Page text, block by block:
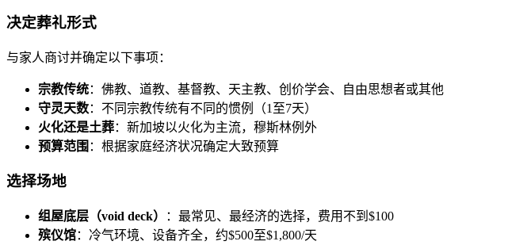
决定葬礼形式
与家人商讨并确定以下事项：
宗教传统：佛教、道教、基督教、天主教、创价学会、自由思想者或其他
守灵天数：不同宗教传统有不同的惯例（1至7天）
火化还是土葬：新加坡以火化为主流，穆斯林例外
预算范围 ：根据家庭经济状况确定大致预算
选择场地
组屋底层（void deck）
：最常见、最经济的选择，费用不到$100
殡仪馆：冷气环境、设备齐全，约$500至$1,800/天